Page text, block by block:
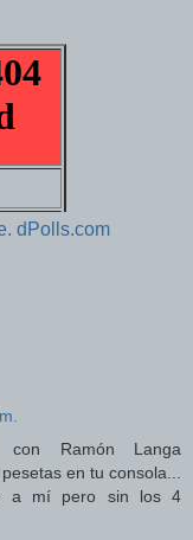
Ramón Langa
pesetas en tu consola...
a mí pero sin los 4